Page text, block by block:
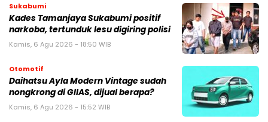
Sukabumi
Kades Tamanjaya Sukabumi positif
narkoba, tertunduk lesu digiring polisi
Kamis, 6 Agu 2026 - 18:50 WIB
Otomotif
Daihatsu Ayla Modern Vintage sudah
nongkrong di GIIAS, dijual berapa?
Kamis, 6 Agu 2026 - 15:52 WIB